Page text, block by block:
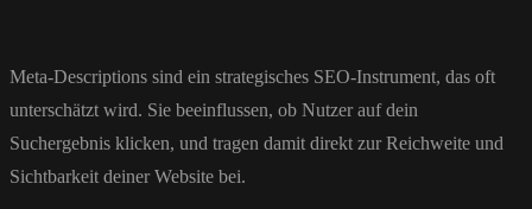
Meta-Descriptions sind ein strategisches SEO-Instrument, das oft
unterschätzt wird. Sie beeinflussen, ob Nutzer auf dein
Suchergebnis klicken, und tragen damit direkt zur Reichweite und
Sichtbarkeit deiner Website bei.